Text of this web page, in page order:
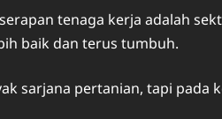
tenaga kerja adalah
baik dan terus tumbuh.
sarjana pertanian, tapi pada